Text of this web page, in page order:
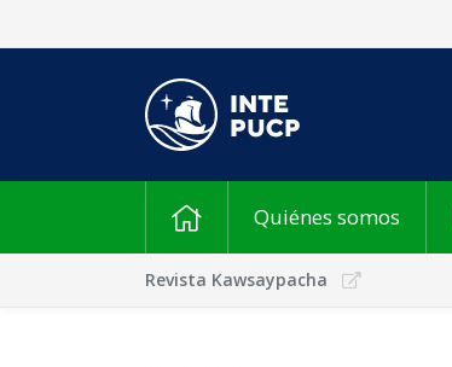
Quiénes somos
Revista Kawsaypacha